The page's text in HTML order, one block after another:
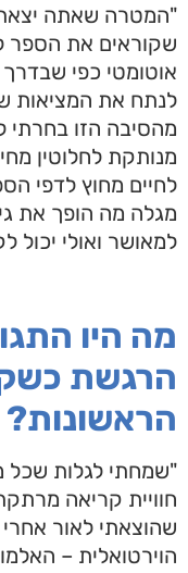
"המטרה שאתה
שקוראים את הספר
אוטומטי כפי
לנתח את המציאות
מהסיבה הזו בחרתי
מנותקת לחלוטין
לחיים מחוץ לדפי
מגלה מה הופך את
למאושר ואולי יכול
מה היו
הרגשת
הראשונות?
"שמחתי לגלות
חוויית קריאה
שהוצאתי לאור
הוירטואלית –